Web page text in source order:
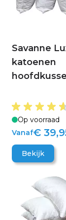
Savanne
katoenen
Op voorraad
Vanaf€
Bekijk